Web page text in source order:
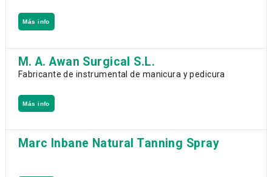
Más info
M. A. Awan Surgical S.L.
Fabricante de instrumental de manicura y pedicura
Más info
Marc Inbane Natural Tanning Spray